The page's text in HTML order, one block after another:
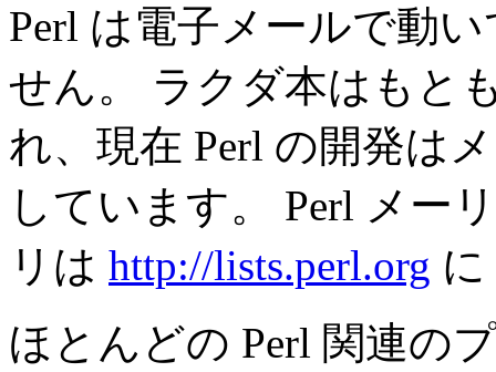
Perl は電子メールで動
せん。 ラクダ本はもと
れ、現在 Perl の開発は
しています。 Perl メー
リは http://lists.perl.org
ほとんどの Perl 関連の